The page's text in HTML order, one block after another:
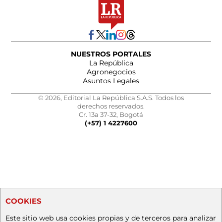
NUESTROS PORTALES
La República
Agronegocios
Asuntos Legales
© 2026, Editorial La República S.A.S. Todos los
derechos reservados.
Cr. 13a 37-32, Bogotá
(+57) 1 4227600
COOKIES
Este sitio web usa cookies propias y de terceros para analizar